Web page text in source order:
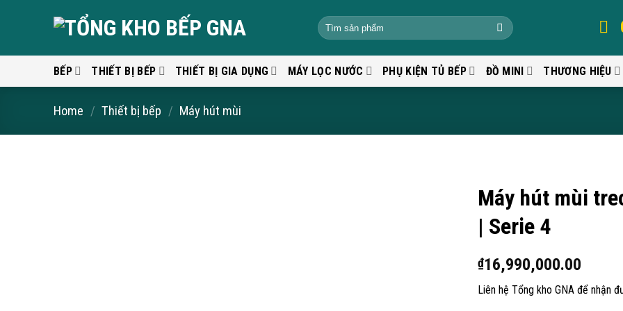
BẾP THIẾT BỊ BẾP THIẾT BỊ GIA DỤNG MÁY LỌC NƯỚC PHỤ KIỆN TỦ BẾP ĐỒ MINI THƯƠNG HIỆU
Home / Thiết bị bếp / Máy hút mùi
Máy hút mùi
| Serie 4
₫16,990,000.00
Liên hệ Tổng kho GNA để nhận